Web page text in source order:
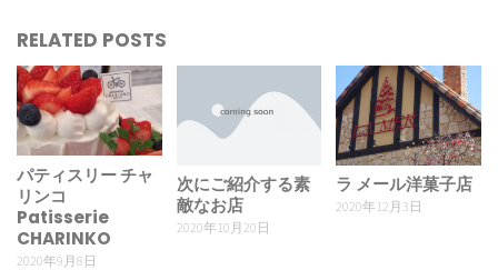
RELATED POSTS
パティスリー チャ
リンコ
Patisserie
CHARINKO
2020年9月8日
次にご紹介する素
敵なお店
2020年10月20日
ラ メール洋菓子店
2020年12月3日